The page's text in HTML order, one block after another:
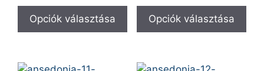
Opciók választása Opciók választása